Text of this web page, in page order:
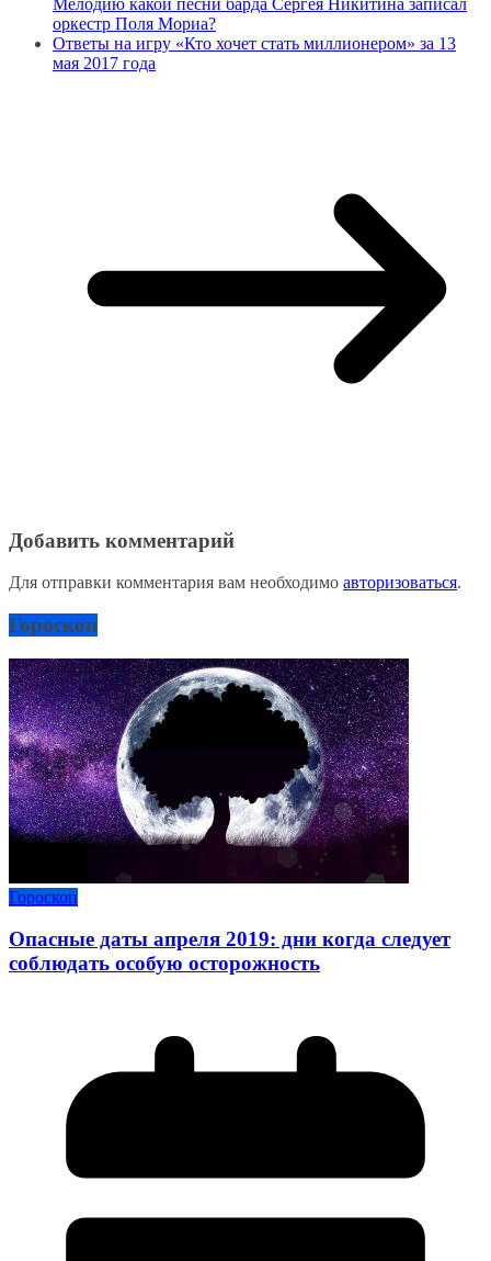
оркестр Поля Мориа?
Ответы на игру «Кто хочет стать миллионером» за 13
мая 2017 года
Добавить комментарий
Для отправки комментария вам необходимо авторизоваться.
Гороскоп
Гороскоп
Опасные даты апреля 2019: дни когда следует
соблюдать особую осторожность